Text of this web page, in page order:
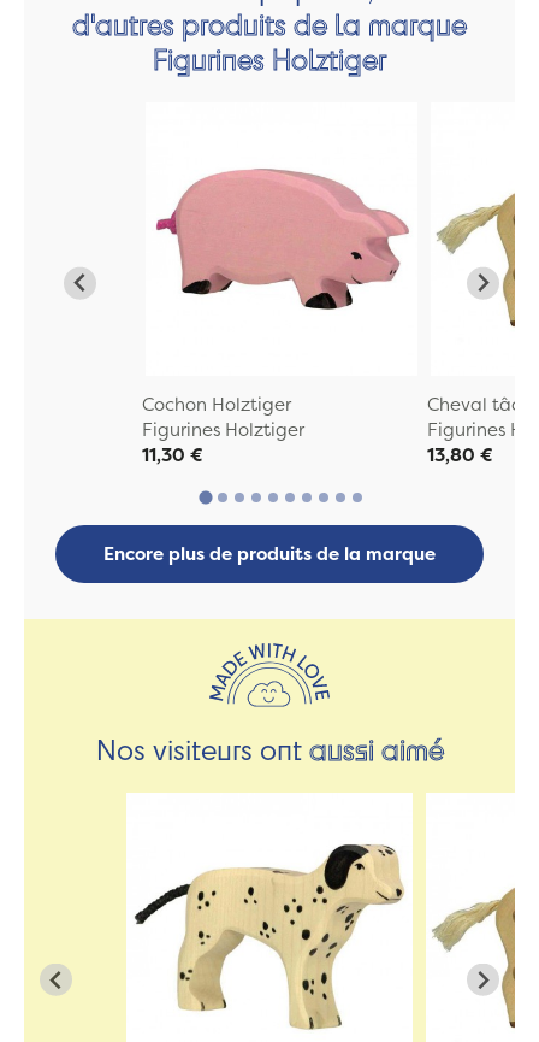
d'autres produits de la marque
Figurines Holztiger
Cochon Holztiger
Figurines Holztiger
11,30 €
Cheval
Figurines
13,80 €
Encore plus de produits de la marque
Nos visiteurs ontaussi aimé